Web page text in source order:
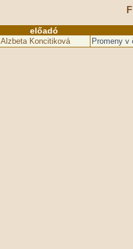
előadó
Alzbeta Koncitiková Promeny v